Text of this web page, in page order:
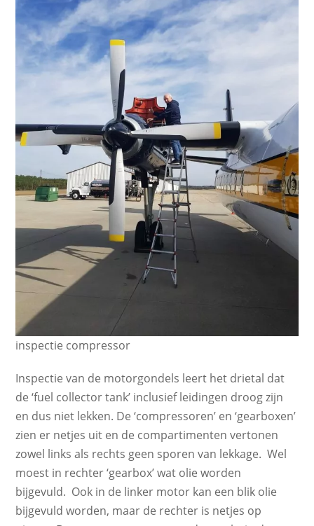
inspectie compressor
Inspectie van de motorgondels leert het drietal dat
de ‘fuel collector tank’ inclusief leidingen droog zijn
en dus niet lekken. De ‘compressoren’ en ‘gearboxen’
zien er netjes uit en de compartimenten vertonen
zowel links als rechts geen sporen van lekkage. Wel
moest in rechter ‘gearbox’ wat olie worden
bijgevuld. Ook in de linker motor kan een blik olie
bijgevuld worden, maar de rechter is netjes op